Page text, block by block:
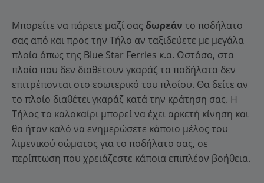
Μπορείτε να πάρετε μαζί σας δωρεάν το ποδήλατο
σας από και προς την Τήλο αν ταξιδεύετε με μεγάλα
πλοία όπως της Blue Star Ferries κ.α. Ωστόσο, στα
πλοία που δεν διαθέτουν γκαράζ τα ποδήλατα δεν
επιτρέπονται στο εσωτερικό του πλοίου. Θα δείτε αν
το πλοίο διαθέτει γκαράζ κατά την κράτηση σας. Η
Τήλος το καλοκαίρι μπορεί να έχει αρκετή κίνηση και
θα ήταν καλό να ενημερώσετε κάποιο μέλος του
λιμενικού σώματος για το ποδήλατο σας, σε
περίπτωση που χρειάζεστε κάποια επιπλέον βοήθεια.